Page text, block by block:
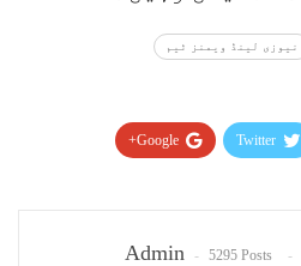
نیوزی لینڈ ویمنز ٹیم
Twitter
Google+
Admin 5295 Posts